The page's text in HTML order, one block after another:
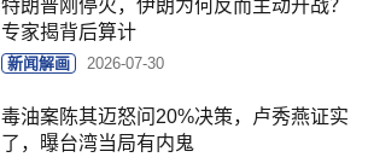
特朗普刚停火，伊朗为何反而主动开战？
专家揭背后算计
新闻解画 2026-07-30
毒油案陈其迈怒问20%决策，卢秀燕证实
了，曝台湾当局有内鬼